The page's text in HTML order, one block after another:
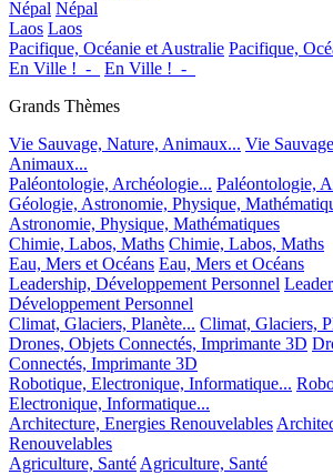
Népal Népal
Laos Laos
Pacifique, Océanie et Australie Pacifique,
En Ville !_-_
En Ville !_-_
Grands Thèmes
Vie Sauvage, Nature, Animaux... Vie
Animaux...
Paléontologie, Archéologie... Paléontologie,
Géologie, Astronomie, Physique,
Astronomie, Physique, Mathématiques
Chimie, Labos, Maths Chimie, Labos, Maths
Eau, Mers et Océans Eau, Mers et Océans
Leadership, Développement Personnel
Développement Personnel
Climat, Glaciers, Planète... Climat, Glaciers,
Drones, Objets Connectés, Imprimante 3D
Connectés, Imprimante 3D
Robotique, Electronique, Informatique...
Electronique, Informatique...
Architecture, Energies Renouvelables
Renouvelables
Agriculture, SantéAgriculture, Santé